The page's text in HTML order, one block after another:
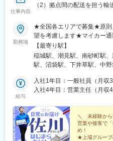
仕事内容
（2）拠点間の配送を担う輸
勤務地
★全国各エリアで募集★原則
望を考慮します★マイカー通
ライバー】【ルート（輸送
玉、神奈川、千葉、栃木、
阜、静岡■甲信越エリア新潟
国・四国エリア香川、愛媛
口、鳥取■九州エリア福岡、
秋田、青森
【最寄り駅】
稲城駅、潮見駅、南砂町駅
駅、沼袋駅、下井草駅、中
本庄早稲田駅、和光市駅、
駅、栢山駅、読売ランド前
田羅駅、岩宿駅、上州新屋
駅(群馬県)、千葉ニュータウ
新習志野駅、木更津駅、川
駅、野木駅、赤塚駅、下館
給与
入社1年目：一般社員（月収
入社4年目：営業主任（月収
＼ 未経験から
営業や接客で
め！
★上場グループ